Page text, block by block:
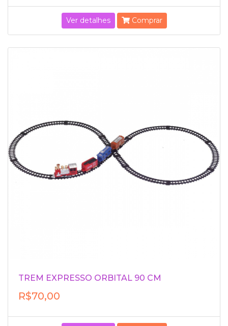
Ver detalhes Comprar
TREM EXPRESSO ORBITAL 90 CM
R$70,00